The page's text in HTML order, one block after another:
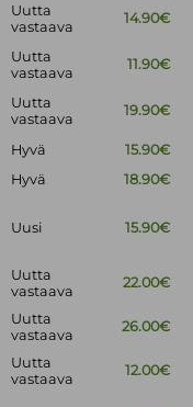
Uutta
vastaava
14.90€
Uutta
vastaava
11.90€
Uutta
vastaava
19.90€
Hyvä
15.90€
Hyvä
18.90€
Uusi 15.90€
Uutta
vastaava
22.00€
Uutta
vastaava
26.00€
Uutta
vastaava
12.00€